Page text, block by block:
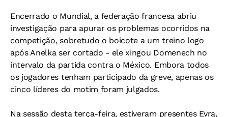
Encerrado o Mundial, a federação francesa abriu
investigação para apurar os problemas ocorridos na
competição, sobretudo o boicote a um treino logo
após Anelka ser cortado - ele xingou Domenech no
intervalo da partida contra o México. Embora todos
os jogadores tenham participado da greve, apenas os
cinco líderes do motim foram julgados.
Na sessão desta terça-feira, estiveram presentes Evra,